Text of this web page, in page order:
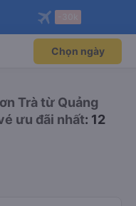
độc
Mở app
bay qua
Mở app
Chọn ngày
Trà từ Quảng
ưu đãi nhất: 12